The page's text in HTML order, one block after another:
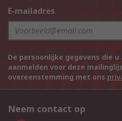
E-mailadres
De persoonlijke gegevens die
aanmelden voor deze
overeenstemming met ons
Neem contact op